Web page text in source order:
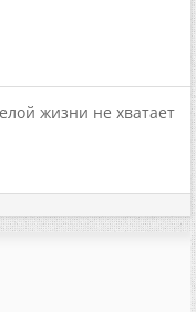
жизни не хватает